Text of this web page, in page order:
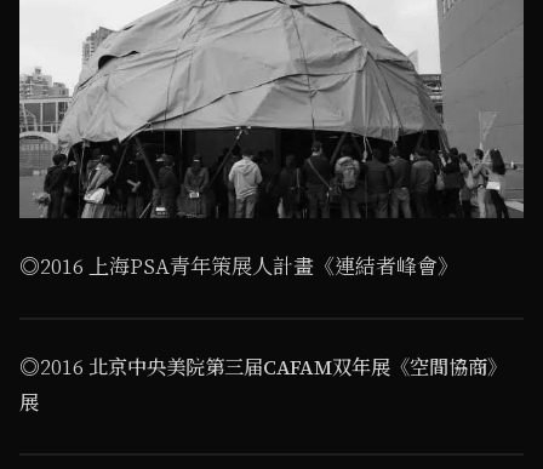
◎2016 上海PSA青年策展人計畫《連結者峰會》
◎2016 北京中央美院第三届CAFAM双年展《空間協商》
展